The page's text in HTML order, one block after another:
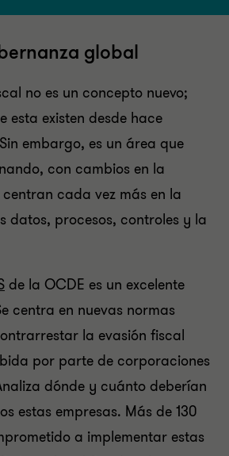
global
no es un concepto nuevo;
esta existen desde hace
embargo, es un área que
con cambios en la
cada vez más en la
datos, procesos, controles y la
de la OCDE es un excelente
centra en nuevas normas
la evasión fiscal
por parte de corporaciones
dónde y cuánto deberían
estas empresas. Más de 130
a implementar estas